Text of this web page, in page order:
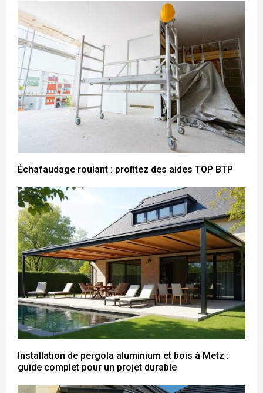
Échafaudage roulant : profitez des aides TOP BTP
Installation de pergola aluminium et bois à Metz :
guide complet pour un projet durable